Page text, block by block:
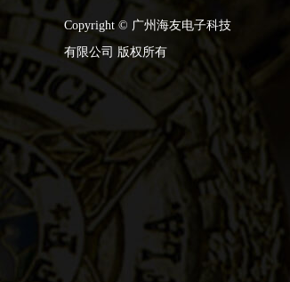
Copyright © 广州海友电子科技
有限公司 版权所有